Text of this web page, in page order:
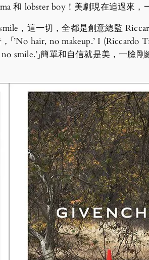
和 lobster boy！美劇現在追過來，
，這一切，全都是創意總監
’No hair, no makeup.’ I (Riccardo
smile.’」簡單和自信就是美，一臉